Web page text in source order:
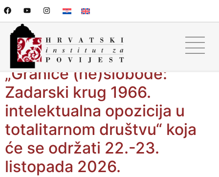
Poziv na međunarodnu
znanstvenu konferenciju:
„Granice (ne)slobode:
Zadarski krug 1966.
intelektualna opozicija u
totalitarnom društvu“ koja
će se održati 22.-23.
listopada 2026.